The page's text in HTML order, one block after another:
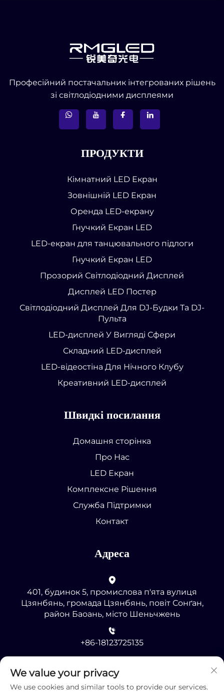
Професійний постачальник інтегрованих рішень
зі світлодіодними дисплеями
ПРОДУКТИ
Кімнатний LED Екран
Зовнішній LED Екран
Оренда LED-екрану
Гнучкий Екран LED
LED-екран для танцювального підлоги
Гнучкий Екран LED
Прозорий Світлодіодний Дисплей
Дисплей LED Постер
Світлодіодний Дисплей Для DJ-Будки Та DJ-
Пульта
LED-дисплей У Вигляді Сфери
Складний LED-дисплей
LED-відеостіна Для Нічного Клубу
Креативний LED-дисплей
Швидкі посилання
Домашня сторінка
Про Нас
LED Екран
Комплексне Рішення
Служба Підтримки
Контакт
Адреса
401, будинок 5, промислова п'ята вулиця
Цзянбянь, громада Цзянбянь, повіт Сонґан,
район Баоань, місто Шеньчжень
+86-18123725135
[email protected]
We value your privacy
We use cookies and similar tools to provide our services.